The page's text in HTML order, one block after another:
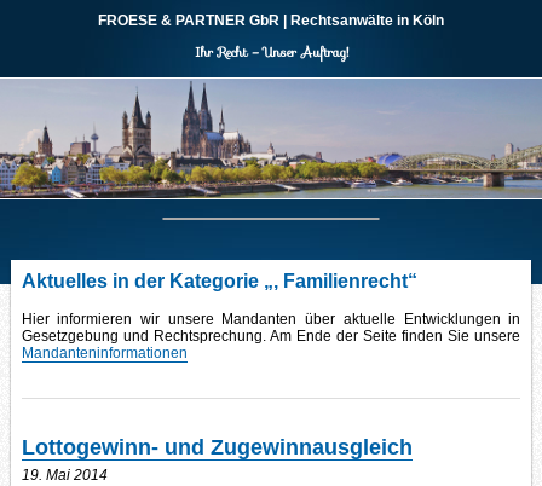
FROESE & PARTNER GbR | Rechtsanwälte in Köln
Ihr Recht – Unser Auftrag!
Aktuelles in der Kategorie „, Familienrecht“
Hier informieren wir unsere Mandanten über aktuelle Entwicklungen in
Gesetzgebung und Rechtsprechung. Am Ende der Seite finden Sie unsere
Mandanteninformationen
Lottogewinn- und Zugewinnausgleich
19. Mai 2014